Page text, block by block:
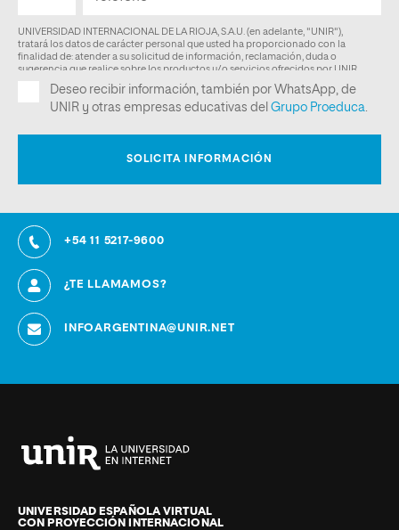
+54 11 5217-9600
¿TE LLAMAMOS?
INFOARGENTINA@UNIR.NET
de
La
UNIVERSIDAD ESPAÑOLA VIRTUAL
CON PROYECCIÓN INTERNACIONAL